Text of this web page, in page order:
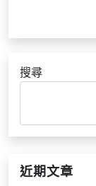
搜尋
近期文章